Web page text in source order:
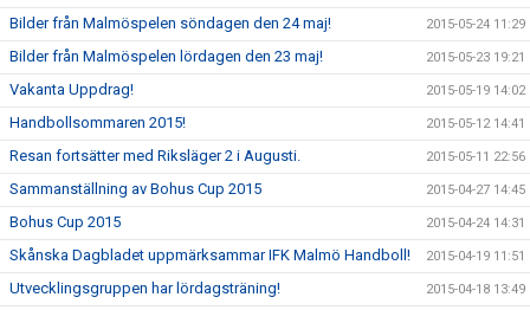
Bilder från Malmöspelen söndagen den 24 maj! 2015-05-24 11:29
Bilder från Malmöspelen lördagen den 23 maj! 2015-05-23 19:21
Vakanta Uppdrag! 2015-05-19 14:02
Handbollsommaren 2015! 2015-05-12 14:41
Resan fortsätter med Riksläger 2 i Augusti. 2015-05-11 22:56
Sammanställning av Bohus Cup 2015 2015-04-27 14:45
Bohus Cup 2015 2015-04-24 14:31
Skånska Dagbladet uppmärksammar IFK Malmö Handboll! 2015-04-19 11:51
Utvecklingsgruppen har lördagsträning! 2015-04-18 13:49